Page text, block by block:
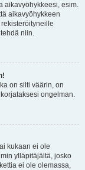
aikavyöhykkeesi, esim.
aikavyöhykkeen
niin.
on silti väärin, on
ongelman.
kukaan ei ole
ylläpitäjältä, josko
ei ole olemassa,